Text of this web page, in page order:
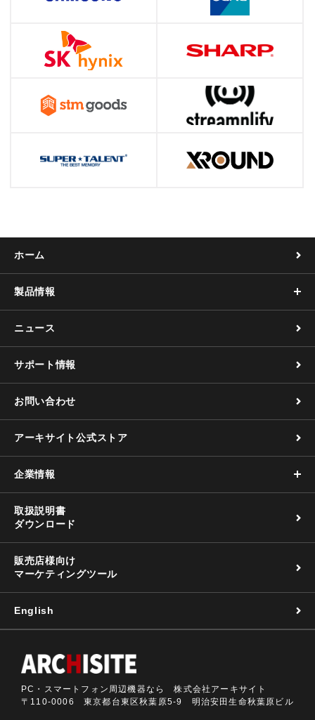
ホーム
製品情報
ニュース
サポート情報
お問い合わせ
アーキサイト公式ストア
企業情報
取扱説明書
ダウンロード
販売店様向け
マーケティングツール
English
PC・スマートフォン周辺機器なら 株式会社アーキサイト
〒110-0006 東京都台東区秋葉原5-9 明治安田生命秋葉原ビル